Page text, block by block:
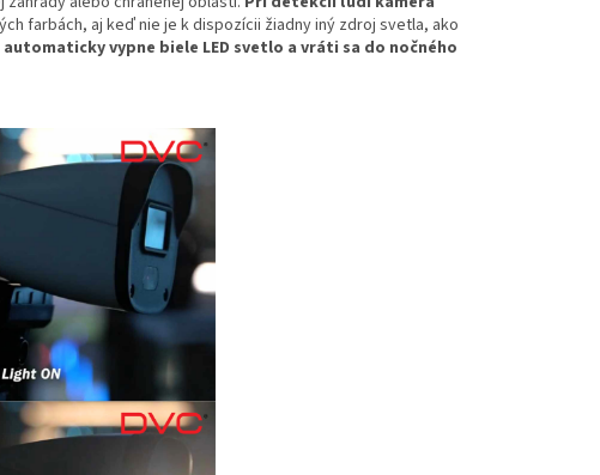
farbách, aj keď nie je k dispozícii žiadny iný zdroj svetla, ako
vypne biele LED svetlo a vráti sa do nočného